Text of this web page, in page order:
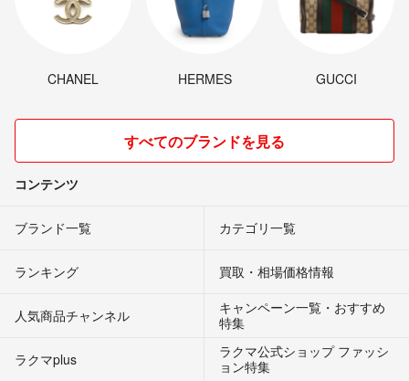
CHANEL HERMES GUCCI
すべてのブランドを見る
コンテンツ
ブランド一覧 カテゴリ一覧
ランキング 買取・相場価格情報
人気商品チャンネル
キャンペーン一覧・おすすめ
特集
ラクマplus
ラクマ公式ショップ ファッシ
ョン特集